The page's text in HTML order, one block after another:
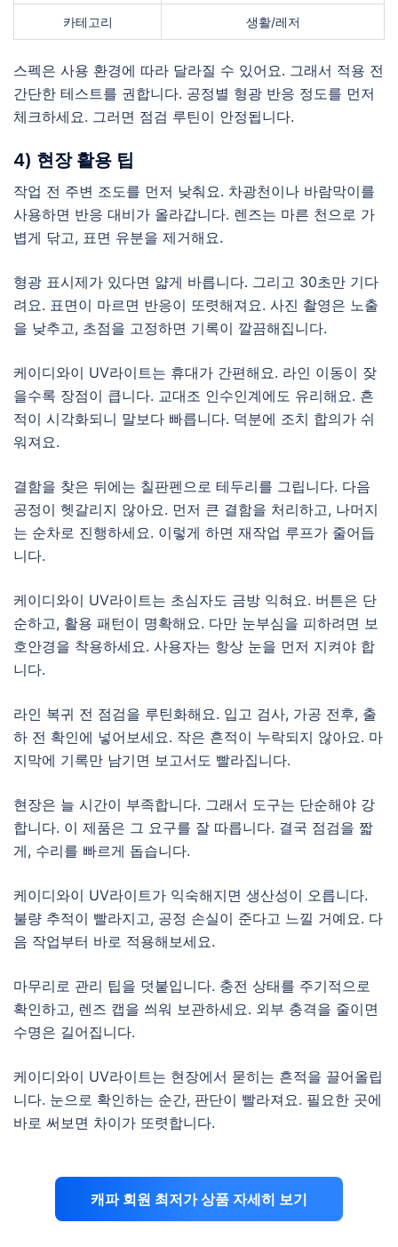
카테고리 생활/레저
스펙은 사용 환경에 따라 달라질 수 있어요. 그래서 적용 전
간단한 테스트를 권합니다. 공정별 형광 반응 정도를 먼저
체크하세요. 그러면 점검 루틴이 안정됩니다.
4) 현장 활용 팁
작업 전 주변 조도를 먼저 낮춰요. 차광천이나 바람막이를
사용하면 반응 대비가 올라갑니다. 렌즈는 마른 천으로 가
볍게 닦고, 표면 유분을 제거해요.
형광 표시제가 있다면 얇게 바릅니다. 그리고 30초만 기다
려요. 표면이 마르면 반응이 또렷해져요. 사진 촬영은 노출
을 낮추고, 초점을 고정하면 기록이 깔끔해집니다.
케이디와이 UV라이트는 휴대가 간편해요. 라인 이동이 잦
을수록 장점이 큽니다. 교대조 인수인계에도 유리해요. 흔
적이 시각화되니 말보다 빠릅니다. 덕분에 조치 합의가 쉬
워져요.
결함을 찾은 뒤에는 칠판펜으로 테두리를 그립니다. 다음
공정이 헷갈리지 않아요. 먼저 큰 결함을 처리하고, 나머지
는 순차로 진행하세요. 이렇게 하면 재작업 루프가 줄어듭
니다.
케이디와이 UV라이트는 초심자도 금방 익혀요. 버튼은 단
순하고, 활용 패턴이 명확해요. 다만 눈부심을 피하려면 보
호안경을 착용하세요. 사용자는 항상 눈을 먼저 지켜야 합
니다.
라인 복귀 전 점검을 루틴화해요. 입고 검사, 가공 전후, 출
하 전 확인에 넣어보세요. 작은 흔적이 누락되지 않아요. 마
지막에 기록만 남기면 보고서도 빨라집니다.
현장은 늘 시간이 부족합니다. 그래서 도구는 단순해야 강
합니다. 이 제품은 그 요구를 잘 따릅니다. 결국 점검을 짧
게, 수리를 빠르게 돕습니다.
케이디와이 UV라이트가 익숙해지면 생산성이 오릅니다.
불량 추적이 빨라지고, 공정 손실이 준다고 느낄 거예요. 다
음 작업부터 바로 적용해보세요.
마무리로 관리 팁을 덧붙입니다. 충전 상태를 주기적으로
확인하고, 렌즈 캡을 씌워 보관하세요. 외부 충격을 줄이면
수명은 길어집니다.
케이디와이 UV라이트는 현장에서 묻히는 흔적을 끌어올립
니다. 눈으로 확인하는 순간, 판단이 빨라져요. 필요한 곳에
바로 써보면 차이가 또렷합니다.
캐파 회원 최저가 상품 자세히 보기